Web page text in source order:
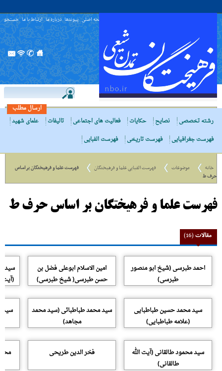
صفحه اصلی پیوندها درباره ما ارتباط با ما جستجو
ارسال مطلب
رشته تخصصی
نصایح حکایات فعالیت های اجتماعی تالیفات
علمای شهید
فهرست جغرافیایی
فهرست تاریخی فهرست الفبایی
خانه موضوعات فهرست الفبایی علما و فرهیختگان
فهرست علما و فرهیختگان بر اساس
حرف ط
فهرست علما و فرهیختگان بر اساس حرف ط
مقالات(16)
احمد طبرسی (شیخ ابو منصور
طبرسی)
امین الاسلام ابوعلی فضل بن
حسن طبرسى( شیخ طبرسى)
سید
(آیت
سید محمد حسین طباطبایی
(علامه طباطبایی)
سید محمد طباطبائی (سید محمد
مجاهد)
سید
سید محمود طالقانی (آیت الله
طالقانی)
فخر الدین طریحی